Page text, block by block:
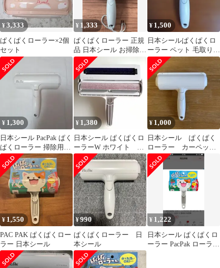
¥3,333
ぱくぱくローラー×2個
セット
¥ 1,333
ぱくぱくローラー 正規
品 日本シール お掃除ロ
ーラー 布団 ベッド掃除
¥ 1,500
日本シールぱくぱくロ
ーラー ペット 毛取り
お掃除ローラー
¥ 1,300
日本シール PacPak ぱく
ぱくローラー 掃除用ブ
ラシ
¥ 1,380
日本シール ぱくぱくロ
ーラーW ホワイト 水
洗いOK カーペットク
リーナー
¥ 1,000
日本シール ぱくぱく
ローラー カーペット
クリーナー
¥ 1,550
PAC PAK ぱくぱくロー
ラー 日本シール
¥990
ぱくぱくローラー 日
本シール
¥ 1,222
日本シール ぱくぱくロ
ーラー PacPak ローラー